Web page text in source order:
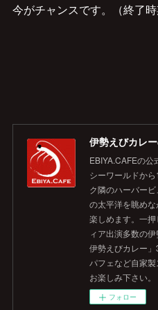
今がチャンスです。（終了時
EBIYA.CAFEの
シーワールドか
ク隣のハーバー
の太平洋を眺め
楽しめます。一
ィア出演多数の
伊勢えびカレー
パフェなど自家
お楽しみ下さい。
フォロー